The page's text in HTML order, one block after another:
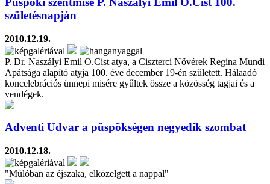
születésnapján
2010.12.19. |
P. Dr. Naszályi Emil O.Cist atya, a Ciszterci Nővérek Regina Mundi
Apátsága alapító atyja 100. éve december 19-én született. Hálaadó
koncelebrációs ünnepi misére gyűltek össze a közösség tagjai és a
vendégek.
Adventi Udvar a püspökségen negyedik szombat
2010.12.18. |
"Múlóban az éjszaka, elközelgett a nappal"